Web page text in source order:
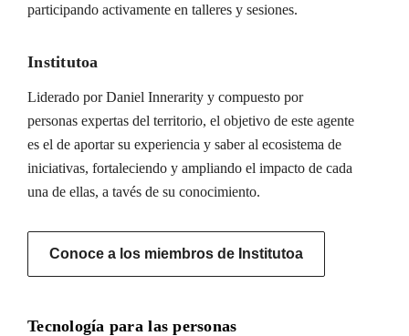
participando activamente en talleres y sesiones.
Institutoa
Liderado por Daniel Innerarity y compuesto por
personas expertas del territorio, el objetivo de este agente
es el de aportar su experiencia y saber al ecosistema de
iniciativas, fortaleciendo y ampliando el impacto de cada
una de ellas, a tavés de su conocimiento.
Conoce a los miembros de Institutoa
Tecnología para las personas